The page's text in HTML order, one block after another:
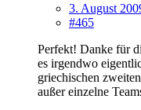
3. August
#465
Perfekt! Danke für
es irgendwo
griechischen
außer einzelne